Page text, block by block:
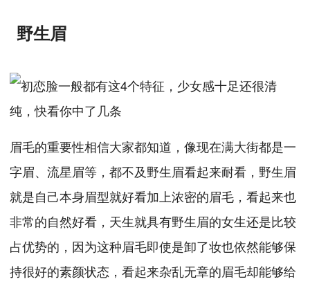
野生眉
眉毛的重要性相信大家都知道，像现在满大街都是一
字眉、流星眉等，都不及野生眉看起来耐看，野生眉
就是自己本身眉型就好看加上浓密的眉毛，看起来也
非常的自然好看，天生就具有野生眉的女生还是比较
占优势的，因为这种眉毛即使是卸了妆也依然能够保
持很好的素颜状态，看起来杂乱无章的眉毛却能够给